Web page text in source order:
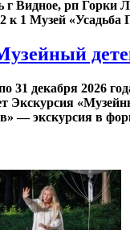
г Видное, рп Горки
к 1 Музей «Усадьба
31 декабря 2026
Экскурсия
— экскурсия в